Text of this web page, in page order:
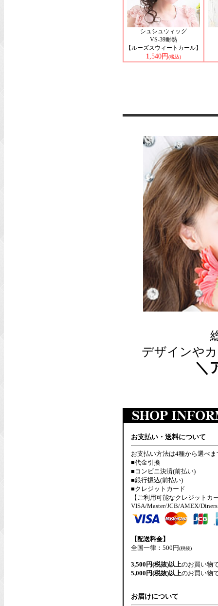
シュシュウィッグ
VS-39耐熱
【ルーズスウィートカール】
1,540円(税込)
デザインや
＼
お支払い・送料について
お支払い方法は4種から選べま
■代金引換
■コンビニ決済(前払い)
■銀行振込(前払い)
■クレジットカード
【ご利用可能なクレジットカ
VISA/Master/JCB/AMEX/Diners
【配送料金】
全国一律：500円(税抜)
3,500円(税抜)以上のお買い物
5,000円(税抜)以上のお買い物
お届けについて